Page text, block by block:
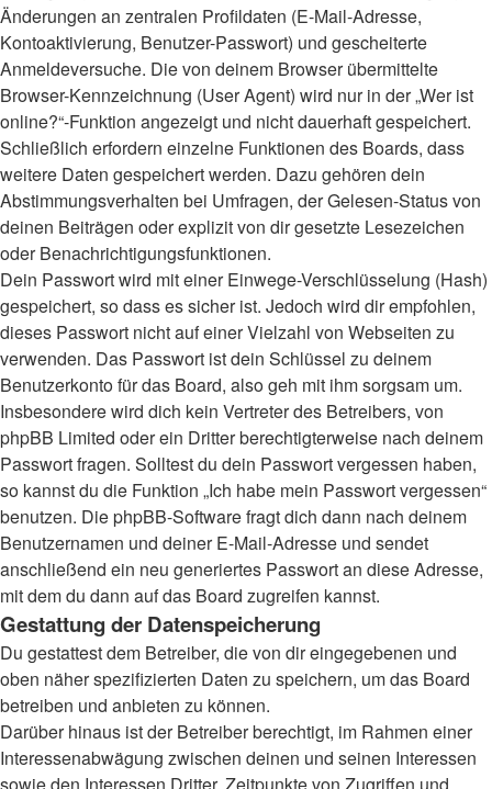
Änderungen an zentralen Profildaten (E-Mail-Adresse,
Kontoaktivierung, Benutzer-Passwort) und gescheiterte
Anmeldeversuche. Die von deinem Browser übermittelte
Browser-Kennzeichnung (User Agent) wird nur in der „Wer ist
online?“-Funktion angezeigt und nicht dauerhaft gespeichert.
Schließlich erfordern einzelne Funktionen des Boards, dass
weitere Daten gespeichert werden. Dazu gehören dein
Abstimmungsverhalten bei Umfragen, der Gelesen-Status von
deinen Beiträgen oder explizit von dir gesetzte Lesezeichen
oder Benachrichtigungsfunktionen.
Dein Passwort wird mit einer Einwege-Verschlüsselung (Hash)
gespeichert, so dass es sicher ist. Jedoch wird dir empfohlen,
dieses Passwort nicht auf einer Vielzahl von Webseiten zu
verwenden. Das Passwort ist dein Schlüssel zu deinem
Benutzerkonto für das Board, also geh mit ihm sorgsam um.
Insbesondere wird dich kein Vertreter des Betreibers, von
phpBB Limited oder ein Dritter berechtigterweise nach deinem
Passwort fragen. Solltest du dein Passwort vergessen haben,
so kannst du die Funktion „Ich habe mein Passwort vergessen“
benutzen. Die phpBB-Software fragt dich dann nach deinem
Benutzernamen und deiner E-Mail-Adresse und sendet
anschließend ein neu generiertes Passwort an diese Adresse,
mit dem du dann auf das Board zugreifen kannst.
Gestattung der Datenspeicherung
Du gestattest dem Betreiber, die von dir eingegebenen und
oben näher spezifizierten Daten zu speichern, um das Board
betreiben und anbieten zu können.
Darüber hinaus ist der Betreiber berechtigt, im Rahmen einer
Interessenabwägung zwischen deinen und seinen Interessen